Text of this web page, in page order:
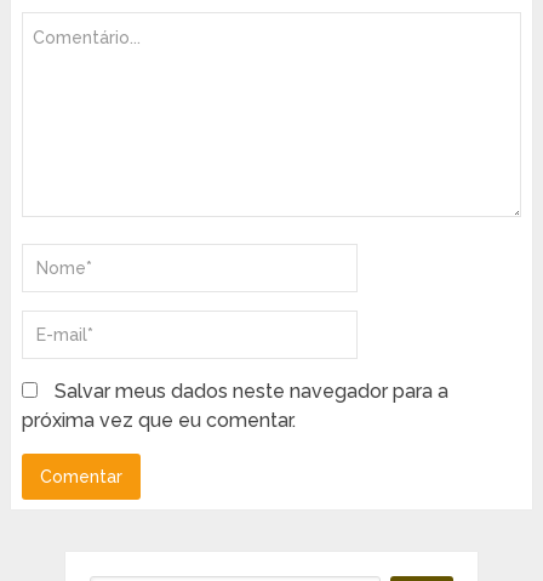
Salvar meus dados neste navegador para a
próxima vez que eu comentar.